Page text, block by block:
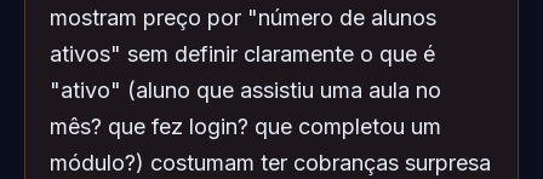
mostram preço por "número de alunos
ativos" sem definir claramente o que é
"ativo" (aluno que assistiu uma aula no
mês? que fez login? que completou um
módulo?) costumam ter cobranças surpresa